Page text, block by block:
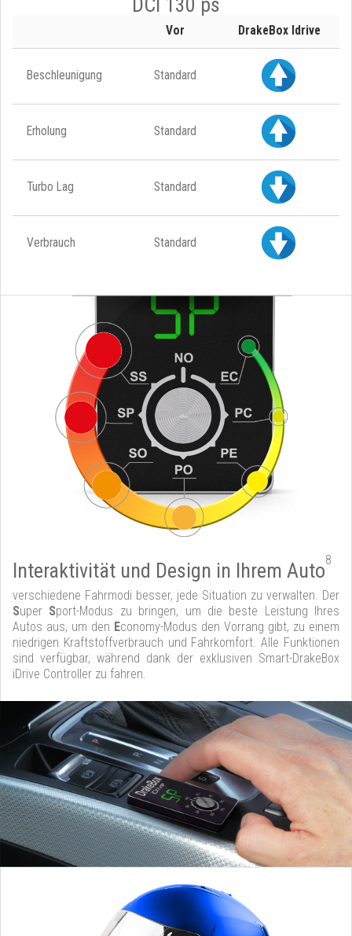
Vor DrakeBox Idrive
Beschleunigung Standard
Erholung Standard
Turbo Lag Standard
Verbrauch Standard
Interaktivität und Design in Ihrem Auto8
verschiedene Fahrmodi besser, jede Situation zu verwalten. Der
Super Sport-Modus zu bringen, um die beste Leistung Ihres
Autos aus, um den Economy-Modus den Vorrang gibt, zu einem
niedrigen Kraftstoffverbrauch und Fahrkomfort. Alle Funktionen
sind verfügbar, während dank der exklusiven Smart-DrakeBox
iDrive Controller zu fahren.